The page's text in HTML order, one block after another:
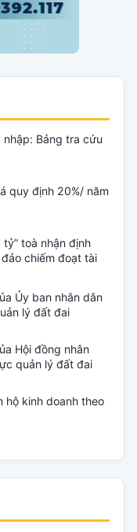
nhập: Bảng tra cứu
quy định 20%/ năm
toà nhận định
chiếm đoạt tài
Ủy ban nhân dân
lý đất đai
Hội đồng nhân
quản lý đất đai
hộ kinh doanh theo